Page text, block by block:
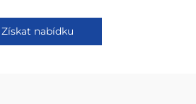
Získat nabídku